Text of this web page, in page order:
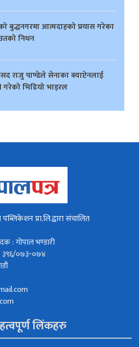
बुद्धनगरमा आत्मदाहको प्रयास गरेका
निधन
राजु पाण्डेले सेनाका क्याप्टेनलाई
गरेको भिडियो भाइरल
प्रा.लि.द्वारा संचालित
: गोपाल भण्डारी
३९६/०७३-०७४
लिंकहरु